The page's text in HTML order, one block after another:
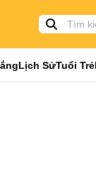
Lịch SửTuổi Trẻ